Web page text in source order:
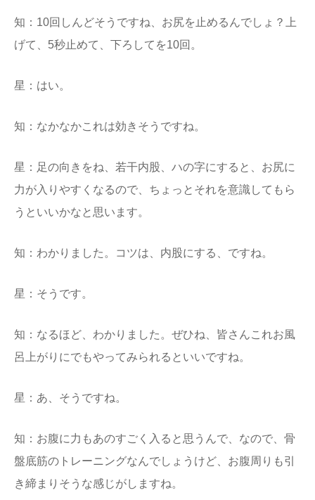
知：10回しんどそうですね、お尻を止めるんでしょ？上
げて、5秒止めて、下ろしてを10回。
星：はい。
知：なかなかこれは効きそうですね。
星：足の向きをね、若干内股、ハの字にすると、お尻に
力が入りやすくなるので、ちょっとそれを意識してもら
うといいかなと思います。
知：わかりました。コツは、内股にする、ですね。
星：そうです。
知：なるほど、わかりました。ぜひね、皆さんこれお風
呂上がりにでもやってみられるといいですね。
星：あ、そうですね。
知：お腹に力もあのすごく入ると思うんで、なので、骨
盤底筋のトレーニングなんでしょうけど、お腹周りも引
き締まりそうな感じがしますね。